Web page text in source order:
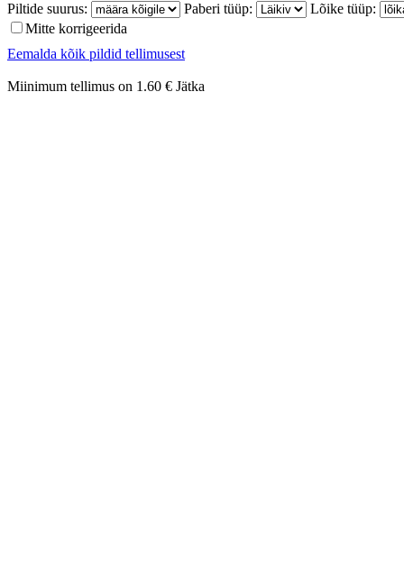
Piltide suurus:
Paberi tüüp:
Lõike tüüp:
Mitte korrigeerida
Eemalda kõik pildid tellimusest
Miinimum tellimus on 1.60 € Jätka